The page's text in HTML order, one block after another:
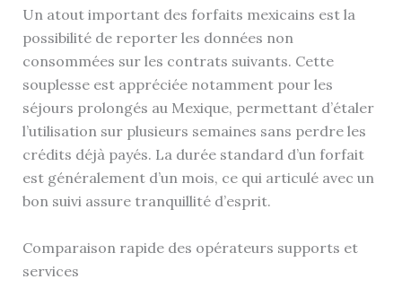
Un atout important des forfaits mexicains est la
possibilité de reporter les données non
consommées sur les contrats suivants. Cette
souplesse est appréciée notamment pour les
séjours prolongés au Mexique, permettant d’étaler
l’utilisation sur plusieurs semaines sans perdre les
crédits déjà payés. La durée standard d’un forfait
est généralement d’un mois, ce qui articulé avec un
bon suivi assure tranquillité d’esprit.
Comparaison rapide des opérateurs supports et
services